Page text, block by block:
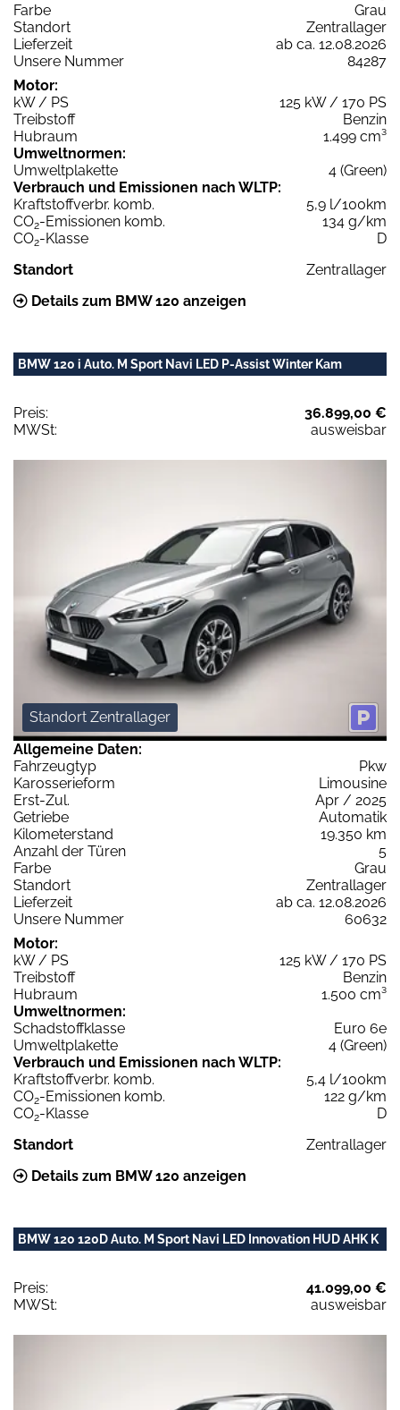
Farbe
Grau
Standort
Zentrallager
Lieferzeit
ab ca. 12.08.2026
Unsere Nummer
84287
Motor:
kW / PS
125 kW / 170 PS
Treibstoff
Benzin
Hubraum
1.499 cm³
Umweltnormen:
Umweltplakette
4 (Green)
Verbrauch und Emissionen nach WLTP:
Kraftstoffverbr. komb.
5,9 l/100km
CO2-Emissionen komb.
134 g/km
CO2-Klasse
D
Standort
Zentrallager
Details zum BMW 120 anzeigen
BMW 120 i Auto. M Sport Navi LED P-Assist Winter Kam
Preis:
36.899,00 €
MWSt:
ausweisbar
Standort Zentrallager
Allgemeine Daten:
Fahrzeugtyp
Pkw
Karosserieform
Limousine
Erst-Zul.
Apr / 2025
Getriebe
Automatik
Kilometerstand
19.350 km
Anzahl der Türen
5
Farbe
Grau
Standort
Zentrallager
Lieferzeit
ab ca. 12.08.2026
Unsere Nummer
60632
Motor:
kW / PS
125 kW / 170 PS
Treibstoff
Benzin
Hubraum
1.500 cm³
Umweltnormen:
Schadstoffklasse
Euro 6e
Umweltplakette
4 (Green)
Verbrauch und Emissionen nach WLTP:
Kraftstoffverbr. komb.
5,4 l/100km
CO2-Emissionen komb.
122 g/km
CO2-Klasse
D
Standort
Zentrallager
Details zum BMW 120 anzeigen
BMW 120 120D Auto. M Sport Navi LED Innovation HUD AHK K
Preis:
41.099,00 €
MWSt:
ausweisbar